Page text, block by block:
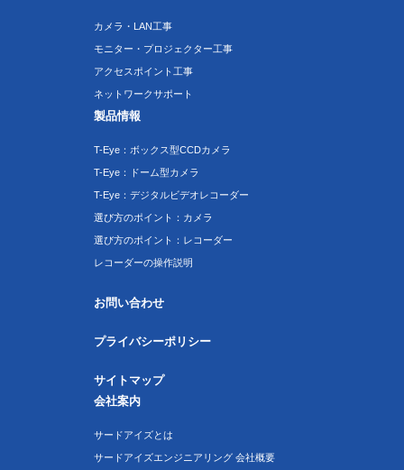
カメラ・LAN工事
モニター・プロジェクター工事
アクセスポイント工事
ネットワークサポート
製品情報
T-Eye：ボックス型CCDカメラ
T-Eye：ドーム型カメラ
T-Eye：デジタルビデオレコーダー
選び方のポイント：カメラ
選び方のポイント：レコーダー
レコーダーの操作説明
お問い合わせ
プライバシーポリシー
サイトマップ
会社案内
サードアイズとは
サードアイズエンジニアリング 会社概要